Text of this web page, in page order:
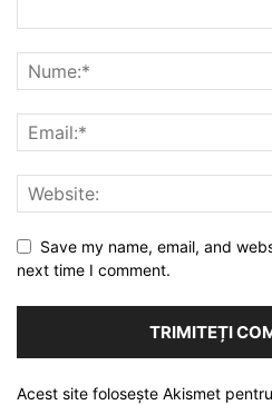
Save my name, email, and
next time I comment.
Acest site folosește Akismet